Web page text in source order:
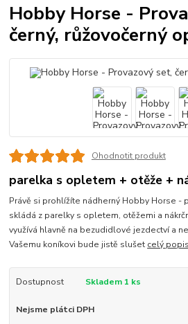
Hobby Horse -
černý, růžovočerný
Ohodnotit produkt
parelka s opletem + otěže +
Právě si prohlížíte nádherný Hobby Horse -
skládá z parelky s opletem, otěžemi a
využívá hlavně na bezudidlové jezdectví a
Vašemu koníkovi bude jistě slušet celý popis
Dostupnost Skladem 1 ks
Nejsme plátci DPH